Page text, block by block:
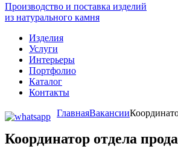
Производство и поставка изделий
из натурального камня
Изделия
Услуги
Интерьеры
Портфолио
Каталог
Контакты
ГлавнаяВакансии
Координатор отдела